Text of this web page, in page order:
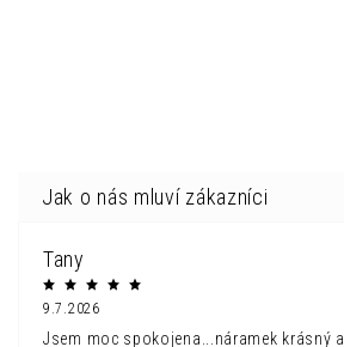
Tany
9.7.2026
Jsem moc spokojena...náramek krásný a